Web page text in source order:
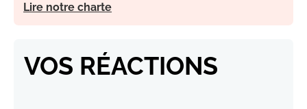
Lire notre charte
VOS RÉACTIONS